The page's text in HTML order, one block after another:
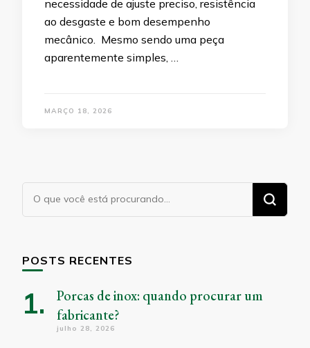
necessidade de ajuste preciso, resistência
ao desgaste e bom desempenho
mecânico. Mesmo sendo uma peça
aparentemente simples, …
MARÇO 18, 2026
Procurando
algo?
POSTS RECENTES
Porcas de inox: quando procurar um
fabricante?
julho 28, 2026